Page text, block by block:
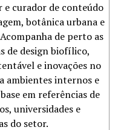
curador de conteúdo
botânica urbana e
de perto as
de design biofílico,
e inovações no
ambientes internos e
em referências de
universidades e
do setor.